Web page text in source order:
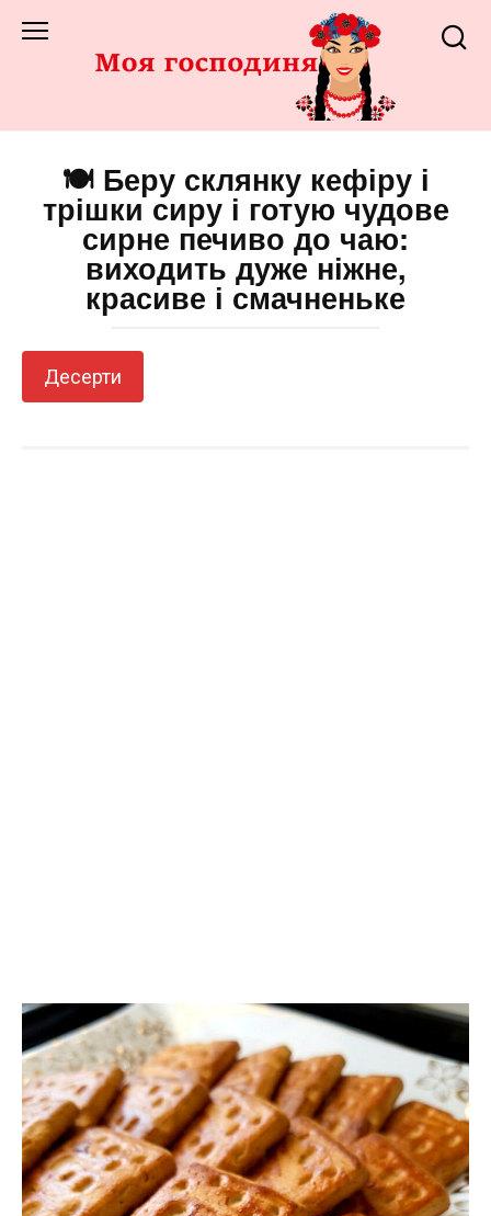
до
🍽️ Беру склянку кефіру і
трішки сиру і готую чудове
сирне печиво до чаю:
виходить дуже ніжне,
красиве і смачненьке
Десерти